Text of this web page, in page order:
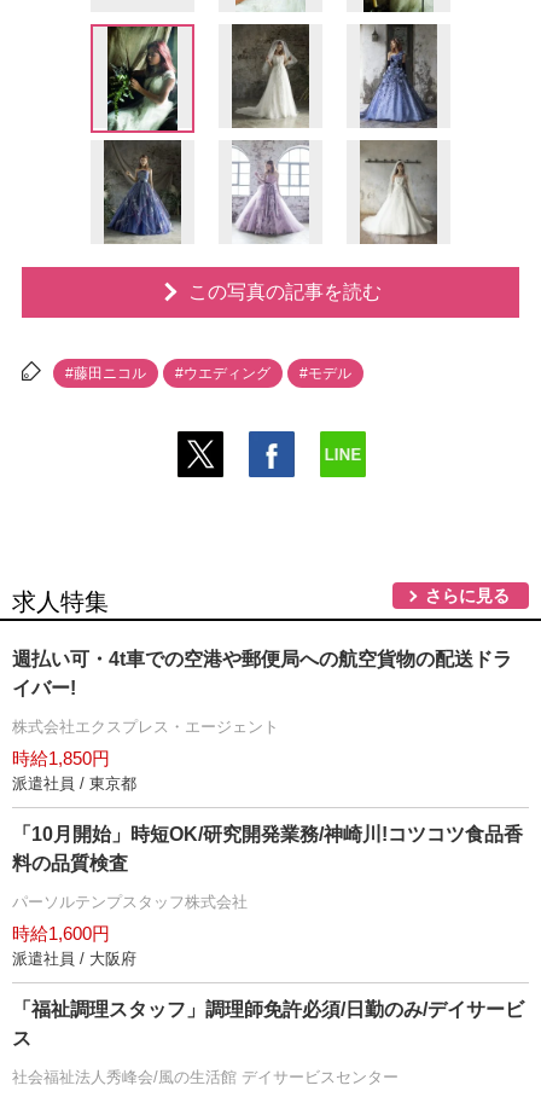
この写真の記事を読む
#藤田ニコル #ウエディング #モデル
求人特集 さらに見る
週払い可・4t車での空港や郵便局への航空貨物の配送ドラ
イバー!
株式会社エクスプレス・エージェント
時給1,850円
派遣社員 / 東京都
「10月開始」時短OK/研究開発業務/神崎川!コツコツ食品香
料の品質検査
パーソルテンプスタッフ株式会社
時給1,600円
派遣社員 / 大阪府
「福祉調理スタッフ」調理師免許必須/日勤のみ/デイサービ
ス
社会福祉法人秀峰会/風の生活館 デイサービスセンター